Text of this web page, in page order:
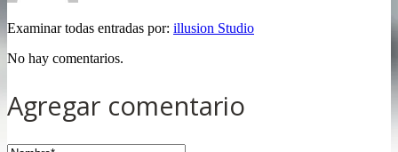
Examinar todas entradas por: illusion Studio
No hay comentarios.
Agregar comentario